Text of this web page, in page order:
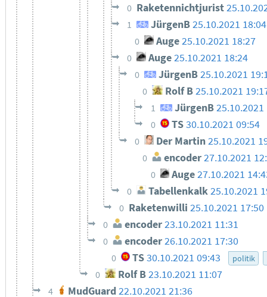
0 Raketennichtjurist
1 JürgenB25.10.2021 18:04
0 Auge25.10.2021 18:27
0 Auge25.10.2021 18:24
0 JürgenB25.10.2021
0 Rolf B25.10.2021
1 JürgenB 25.10.2021
0 TS30.10.2021 09:54
0 Der Martin25.10.2021
0 encoder27.10.2021
0 Auge27.10.2021
0 Tabellenkalk25.10.2021
0 Raketenwilli 25.10.2021 17:50
0 encoder23.10.2021 11:31
0 encoder26.10.2021 17:30
0 TS30.10.2021 09:43 politik
0 Rolf B23.10.2021 11:07
4 MudGuard 22.10.2021 21:36